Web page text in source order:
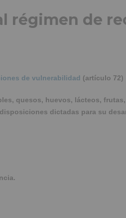
régimen de
de vulnerabilidad (artículo 72)
quesos, huevos, lácteos,
dictadas para su